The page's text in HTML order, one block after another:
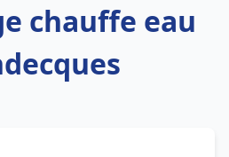
chauffe eau